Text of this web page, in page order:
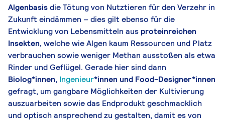
Algenbasisdie Tötung von Nutztieren für den Verzehr in
Zukunft eindämmen – dies gilt ebenso für die
Entwicklung von Lebensmitteln aus proteinreichen
Insekten, welche wie Algen kaum Ressourcen und Platz
verbrauchen sowie weniger Methan ausstoßen als etwa
Rinder und Geflügel. Gerade hier sind dann
Biolog*innen, Ingenieur*innen und Food-Designer*innen
gefragt, um gangbare Möglichkeiten der Kultivierung
auszuarbeiten sowie das Endprodukt geschmacklich
und optisch ansprechend zu gestalten, damit es von